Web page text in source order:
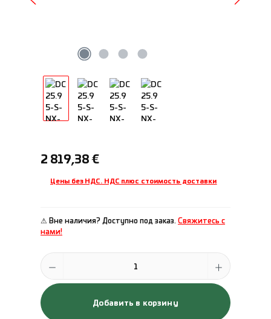
Обычная цена:
2 819,38 €
Цены без НДС. НДС плюс стоимость доставки
⚠ Вне наличия? Доступно под заказ. Свяжитесь с
нами!
Количество продукта: введите желаемое количество или
Добавить в корзину